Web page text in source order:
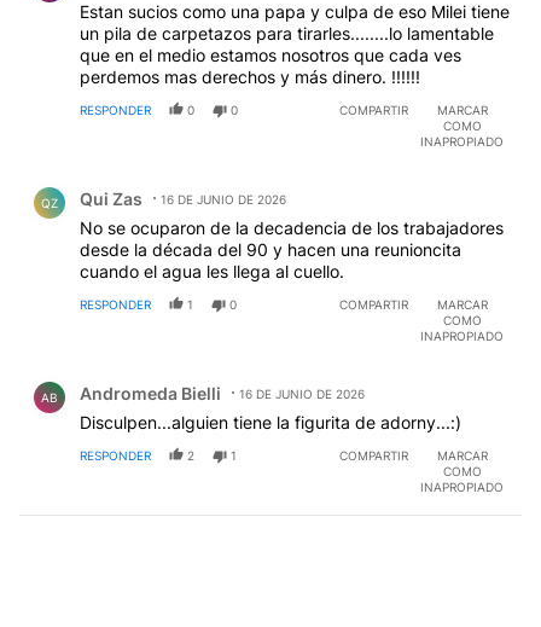
Estan sucios como una papa y culpa de eso Milei tiene
un pila de carpetazos para tirarles........lo lamentable
que en el medio estamos nosotros que cada ves
perdemos mas derechos y más dinero. !!!!!!
RESPONDER 0 0 COMPARTIR
MARCAR
COMO
INAPROPIADO
QZ Qui Zas 16 DE JUNIO DE 2026
No se ocuparon de la decadencia de los trabajadores
desde la década del 90 y hacen una reunioncita
cuando el agua les llega al cuello.
RESPONDER 1 0 COMPARTIR
MARCAR
COMO
INAPROPIADO
AB Andromeda Bielli 16 DE JUNIO DE 2026
Disculpen...alguien tiene la figurita de adorny...:)
RESPONDER 2 1 COMPARTIR
MARCAR
COMO
INAPROPIADO